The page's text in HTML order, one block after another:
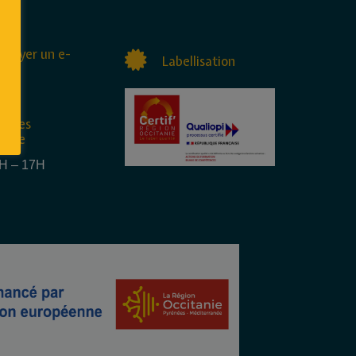
un e-
– 17H
Labellisation